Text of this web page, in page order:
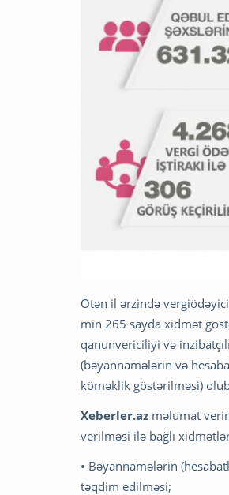
Ötən il ərzində
min 265 sayda xidmət
qanunvericiliyi və
(bəyannamələrin və
köməklik göstərilməsi)
Xeberler.az məlumat
verilməsi ilə bağlı
• Bəyannamələrin
təqdim edilməsi;